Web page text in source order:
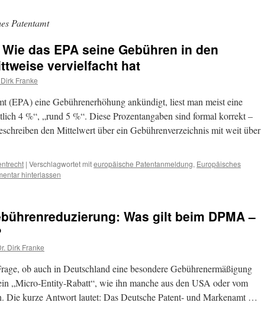
Patentamt
das EPA seine Gebühren in den
vervielfacht hat
Franke
(EPA) eine Gebührenerhöhung ankündigt, liest man meist eine
4 %“, „rund 5 %“. Diese Prozentangaben sind formal korrekt –
den Mittelwert über ein Gebührenverzeichnis mit weit über
| Verschlagwortet miteuropäische Patentanmeldung, Europäisches
hinterlassen
Was gilt beim DPMA –
Dirk Franke
ob auch in Deutschland eine besondere Gebührenermäßigung
„Micro-Entity-Rabatt“, wie ihn manche aus den USA oder vom
Die kurze Antwort lautet: Das Deutsche Patent- und Markenamt …